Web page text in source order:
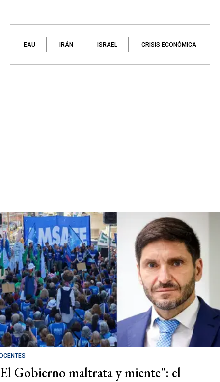
EAU IRÁN ISRAEL CRISIS ECONÓMICA
Gobierno maltrata y miente": el